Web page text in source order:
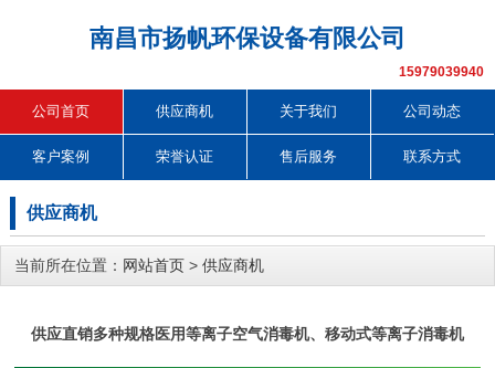
南昌市扬帆环保设备有限公司
15979039940
公司首页 供应商机 关于我们 公司动态
客户案例 荣誉认证 售后服务 联系方式
供应商机
当前所在位置： 网站首页 > 供应商机
供应直销多种规格医用等离子空气消毒机、移动式等离子消毒机